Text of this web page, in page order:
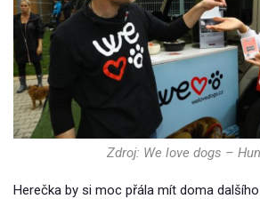
Zdroj: We love dogs –
Herečka by si moc přála mít doma